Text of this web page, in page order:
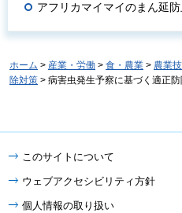
アフリカマイマイのまん延
ホーム > 産業・労働 > 食・農業 > 農業
除対策 > 病害虫発生予察に基づく適正
このサイトについて
ウェブアクセシビリティ方針
個人情報の取り扱い